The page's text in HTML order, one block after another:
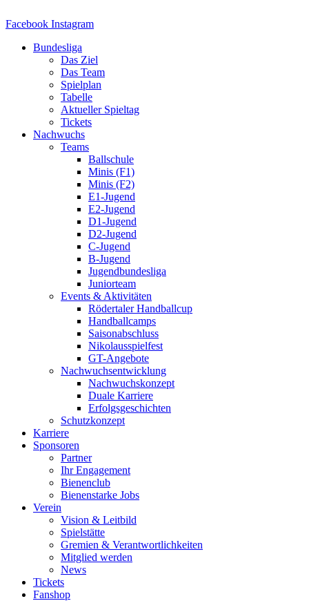
Inhalt
Facebook Instagram
Bundesliga
Das Ziel
Das Team
Spielplan
Tabelle
Aktueller Spieltag
Tickets
Nachwuchs
Teams
Ballschule
Minis (F1)
Minis (F2)
E1-Jugend
E2-Jugend
D1-Jugend
D2-Jugend
C-Jugend
B-Jugend
Jugendbundesliga
Juniorteam
Events & Aktivitäten
Rödertaler Handballcup
Handballcamps
Saisonabschluss
Nikolausspielfest
GT-Angebote
Nachwuchsentwicklung
Nachwuchskonzept
Duale Karriere
Erfolgsgeschichten
Schutzkonzept
Karriere
Sponsoren
Partner
Ihr Engagement
Bienenclub
Bienenstarke Jobs
Verein
Vision & Leitbild
Spielstätte
Gremien & Verantwortlichkeiten
Mitglied werden
News
Tickets
Fanshop